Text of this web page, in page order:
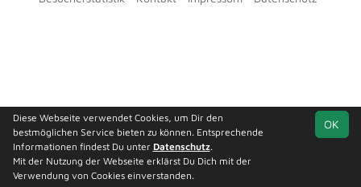
OK
Diese Webseite verwendet Cookies, um Dir den
bestmöglichen Service bieten zu können. Entsprechende
Informationen findest Du unter Datenschutz.
Mit der Nutzung der Webseite erklärst Du Dich mit der
Verwendung von Cookies einverstanden.